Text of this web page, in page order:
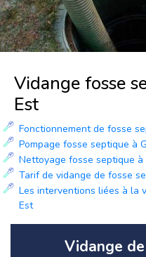
Vidange fosse
Est
Fonctionnement de fosse
Pompage fosse septique à
Nettoyage fosse septique
Tarif de vidange de fosse
Les interventions liées à la
Est
Vidange